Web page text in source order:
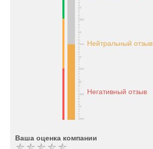
Нейтральный отзыв
Негативный отзыв
Ваша оценка компании